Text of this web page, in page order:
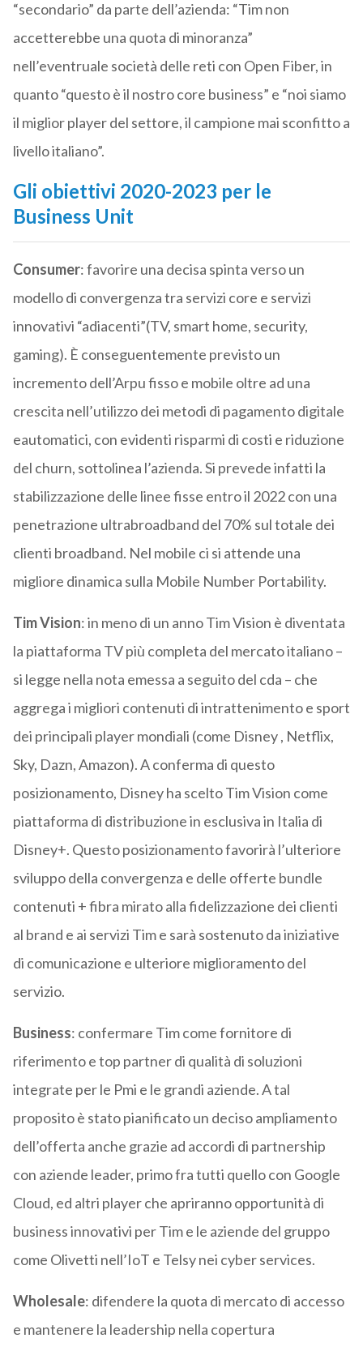
“secondario” da parte dell’azienda: “Tim non
accetterebbe una quota di minoranza”
nell’eventruale società delle reti con Open Fiber, in
quanto “questo è il nostro core business” e “noi siamo
il miglior player del settore, il campione mai sconfitto a
livello italiano”.
Gli obiettivi 2020-2023 per le
Business Unit
Consumer: favorire una decisa spinta verso un
modello di convergenza tra servizi core e servizi
innovativi “adiacenti”(TV, smart home, security,
gaming). È conseguentemente previsto un
incremento dell’Arpu fisso e mobile oltre ad una
crescita nell’utilizzo dei metodi di pagamento digitale
eautomatici, con evidenti risparmi di costi e riduzione
del churn, sottolinea l’azienda. Si prevede infatti la
stabilizzazione delle linee fisse entro il 2022 con una
penetrazione ultrabroadband del 70% sul totale dei
clienti broadband. Nel mobile ci si attende una
migliore dinamica sulla Mobile Number Portability.
Tim Vision: in meno di un anno Tim Vision è diventata
la piattaforma TV più completa del mercato italiano –
si legge nella nota emessa a seguito del cda – che
aggrega i migliori contenuti di intrattenimento e sport
dei principali player mondiali (come Disney , Netflix,
Sky, Dazn, Amazon). A conferma di questo
posizionamento, Disney ha scelto Tim Vision come
piattaforma di distribuzione in esclusiva in Italia di
Disney+. Questo posizionamento favorirà l’ulteriore
sviluppo della convergenza e delle offerte bundle
contenuti + fibra mirato alla fidelizzazione dei clienti
al brand e ai servizi Tim e sarà sostenuto da iniziative
di comunicazione e ulteriore miglioramento del
servizio.
Business: confermare Tim come fornitore di
riferimento e top partner di qualità di soluzioni
integrate per le Pmi e le grandi aziende. A tal
proposito è stato pianificato un deciso ampliamento
dell’offerta anche grazie ad accordi di partnership
con aziende leader, primo fra tutti quello con Google
Cloud, ed altri player che apriranno opportunità di
business innovativi per Tim e le aziende del gruppo
come Olivetti nell’IoT e Telsy nei cyber services.
Wholesale: difendere la quota di mercato di accesso
e mantenere la leadership nella copertura